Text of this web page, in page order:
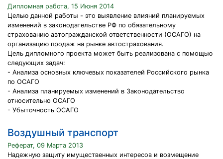
Дипломная работа, 15 Июня 2014
Целью данной работы - это выявление влияний планируемых
изменений в законодательстве РФ по обязательному
страхованию автогражданской ответственности (ОСАГО) на
организацию продаж на рынке автострахования.
Цель дипломного проекта может быть реализована с помощью
следующих задач:
- Анализа основных ключевых показателей Российского рынка
по ОСАГО
- Анализа планируемых изменений в Законодательство
относительно ОСАГО
- Убыточность ОСАГО
Воздушный транспорт
Реферат, 09 Марта 2013
Надежную защиту имущественных интересов и возмещение